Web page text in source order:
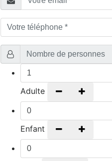
Adulte - +
Enfant - +